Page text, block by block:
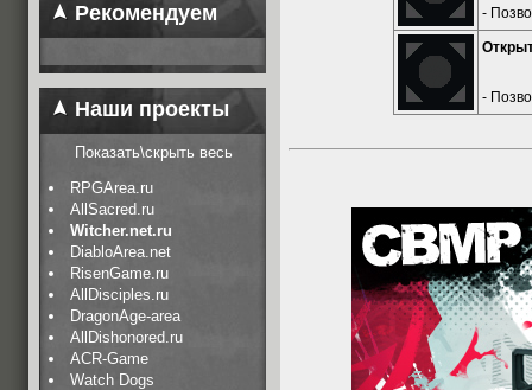
Рекомендуем
Наши проекты
Показать\скрыть весь
RPGArea.ru
AllSacred.ru
Witcher.net.ru
DiabloArea.net
RisenGame.ru
AllDisciples.ru
DragonAge-area
AllDishonored.ru
ACR-Game
Watch Dogs
-
-